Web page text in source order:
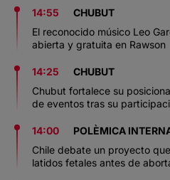
14:55
CHUBUT
El reconocido músico Leo
abierta y gratuita en Rawson
14:25
CHUBUT
Chubut fortalece su
de eventos tras su
14:00
POLÈMICA
Chile debate un proyecto
latidos fetales antes de